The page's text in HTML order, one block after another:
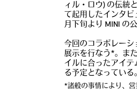
ィル・ロウ) の伝統
て起用したインタ
月下旬より MINI の
今回のコラボレーシ
展示を行なう*。ま
イルに合ったアイテ
る予定となっている
*諸般の事情により、